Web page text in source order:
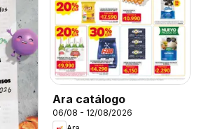
Ara catálogo
06/08 - 12/08/2026